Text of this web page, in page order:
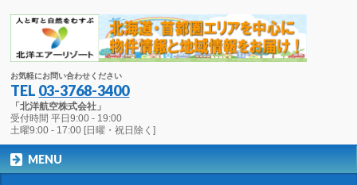
お気軽にお問い合わせください
TEL 03-3768-3400
「北洋航空株式会社」
受付時間 平日9:00 - 19:00
土曜9:00 - 17:00 [日曜・祝日除く]
MENU